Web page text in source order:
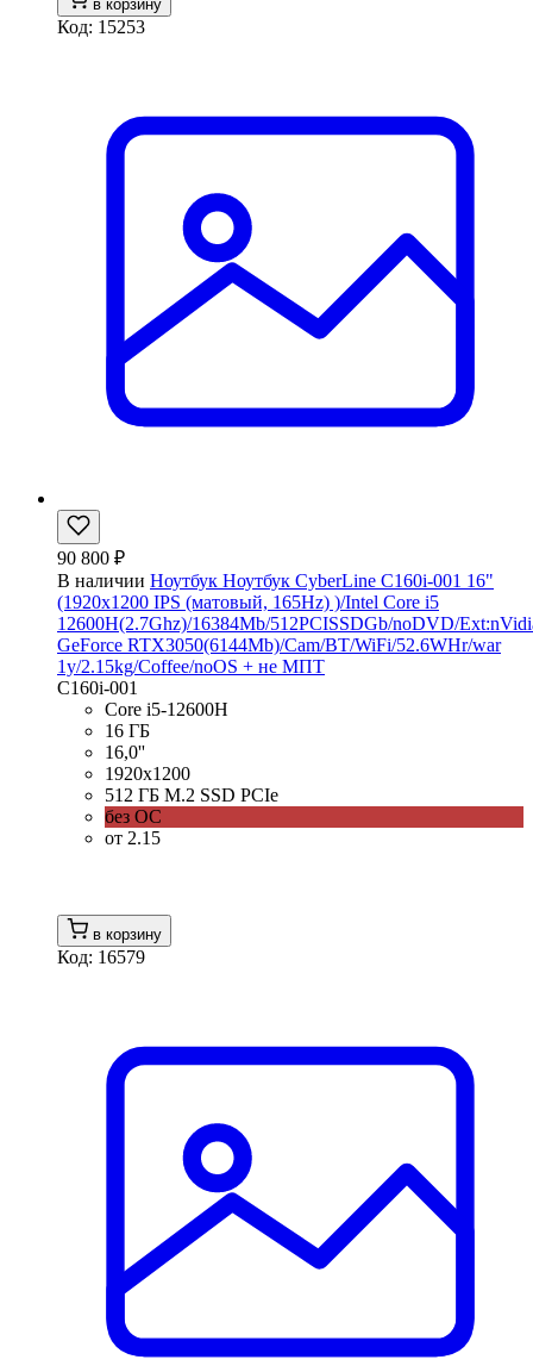
в корзину
Код: 15253
90 800 ₽
В наличии Ноутбук Ноутбук CyberLine C160i-001 16"
(1920x1200 IPS (матовый, 165Hz) )/Intel Core i5
12600H(2.7Ghz)/16384Mb/512PCISSDGb/noDVD/
GeForce RTX3050(6144Mb)/Cam/BT/WiFi/52.6WHr/war
1y/2.15kg/Coffee/noOS + не МПТ
C160i-001
Core i5-12600H
16 ГБ
16,0''
1920x1200
512 ГБ M.2 SSD PCIe
без ОС
от 2.15
в корзину
Код: 16579